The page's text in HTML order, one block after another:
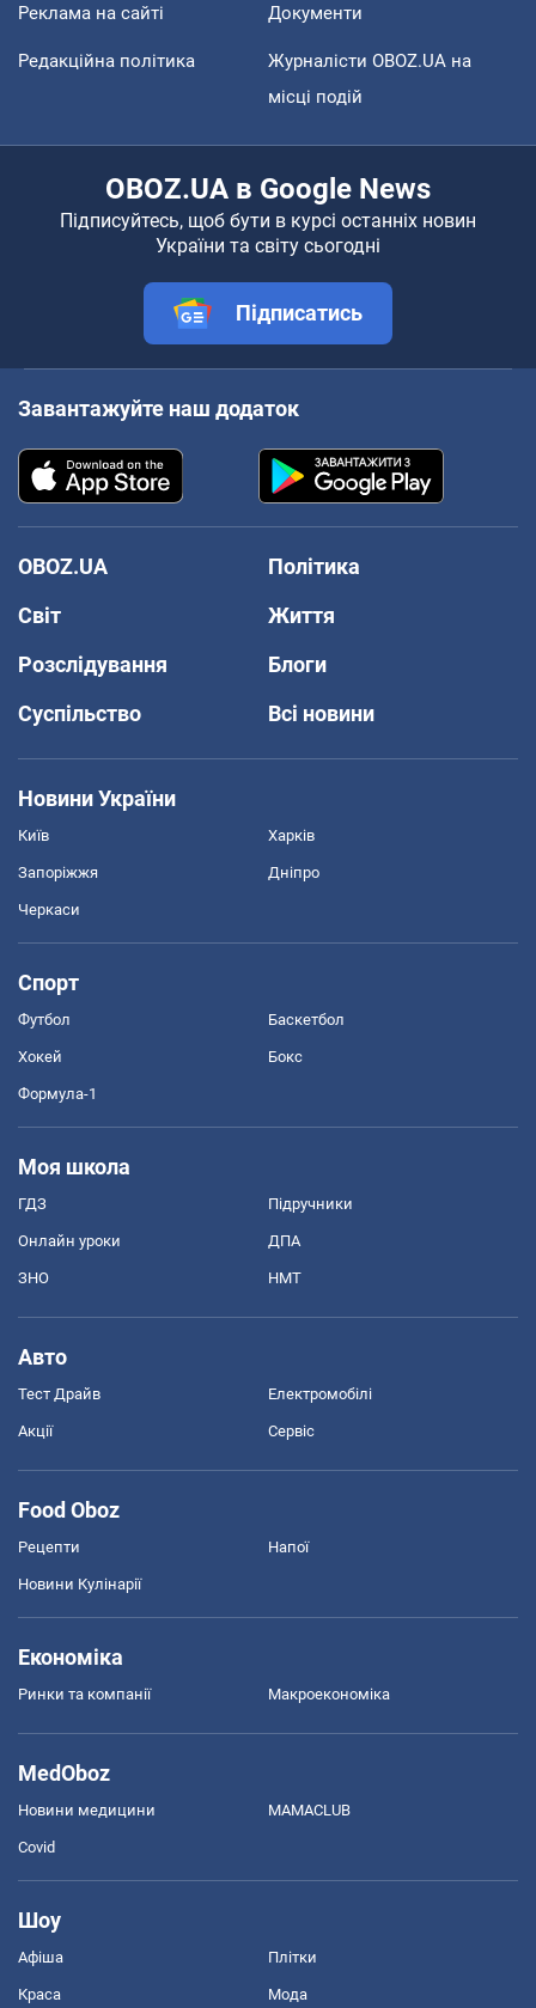
Реклама на сайті Документи
Редакційна політика
Журналісти OBOZ.UA на
місці подій
OBOZ.UA в Google News
Підписуйтесь, щоб бути в курсі останніх новин
України та світу сьогодні
Підписатись
Завантажуйте наш додаток
OBOZ.UA
Політика
Світ
Життя
Розслідування
Блоги
Суспільство
Всі новини
Новини України
Київ Харків
Запоріжжя Дніпро
Черкаси
Спорт
Футбол Баскетбол
Хокей Бокс
Формула-1
Моя школа
ГДЗ Підручники
Онлайн уроки ДПА
ЗНО НМТ
Авто
Тест Драйв Електромобілі
Акції Сервіс
Food Oboz
Рецепти Напої
Новини Кулінарії
Економіка
Ринки та компанії Макроекономіка
MedOboz
Новини медицини MAMACLUB
Covid
Шоу
Афіша Плітки
Краса Мода